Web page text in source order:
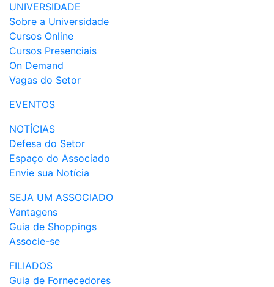
UNIVERSIDADE
Sobre a Universidade
Cursos Online
Cursos Presenciais
On Demand
Vagas do Setor
EVENTOS
NOTÍCIAS
Defesa do Setor
Espaço do Associado
Envie sua Notícia
SEJA UM ASSOCIADO
Vantagens
Guia de Shoppings
Associe-se
FILIADOS
Guia de Fornecedores